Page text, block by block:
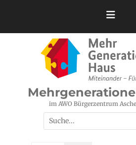
im AWO Bürgerzentrum
Suchen
nach: